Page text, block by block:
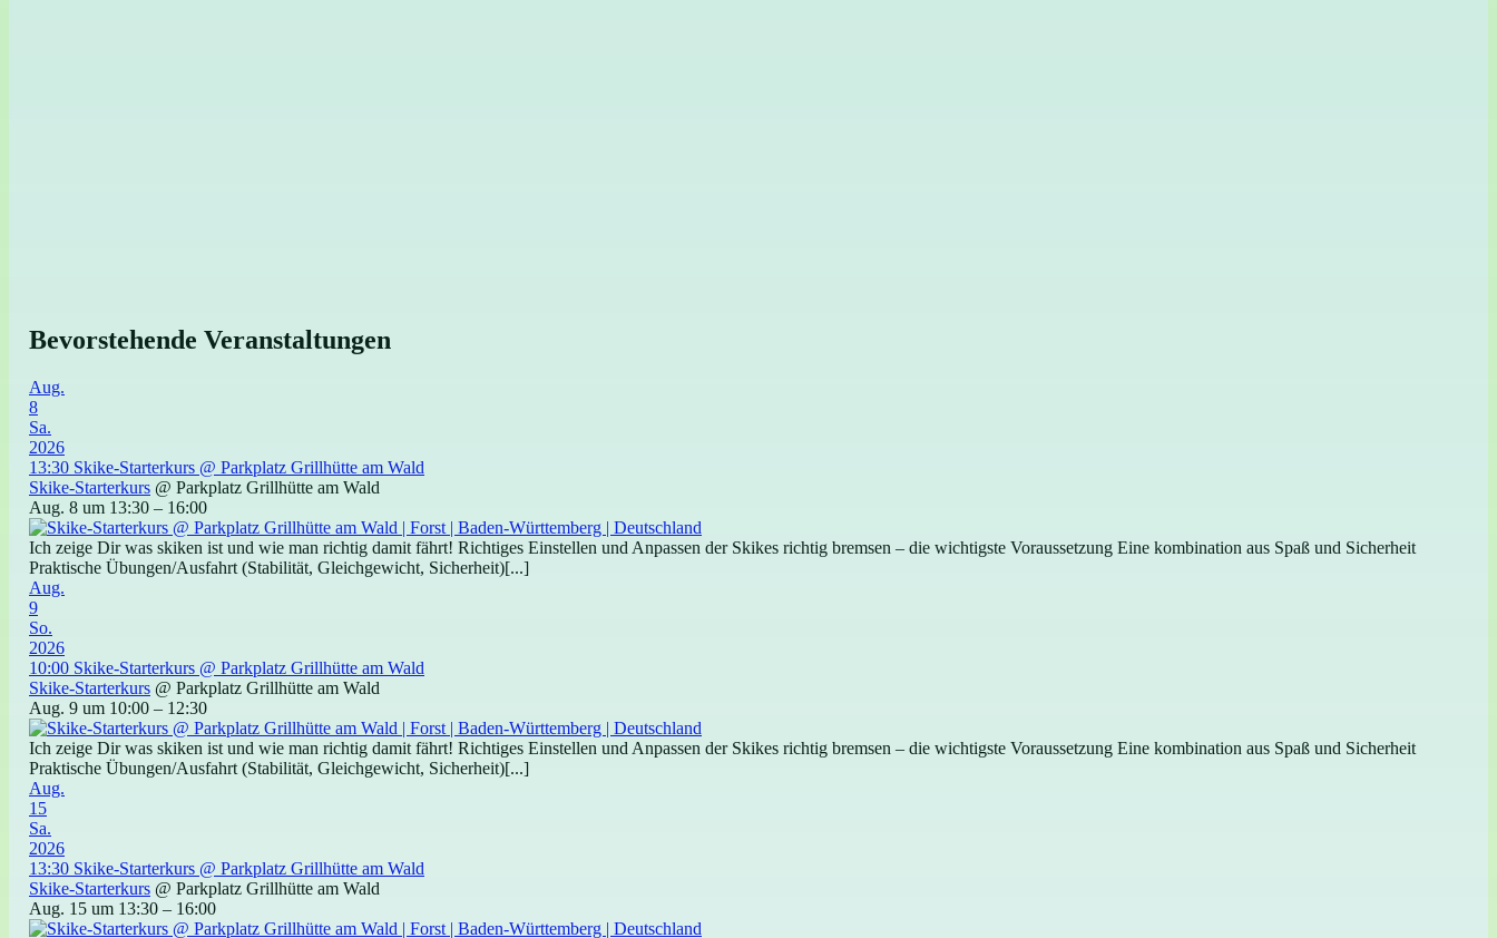
Bevorstehende Veranstaltungen
Aug.
8
Sa.
2026
13:30 Skike-Starterkurs @ Parkplatz Grillhütte am Wald
Skike-Starterkurs @ Parkplatz Grillhütte am Wald
Aug. 8 um 13:30 – 16:00
Ich zeige Dir was skiken ist und wie man richtig damit fährt! Richtiges Einstellen und Anpassen der Skikes richtig bremsen – die wichtigste Voraussetzung Eine kombination aus Spaß und Sicherheit
Praktische Übungen/Ausfahrt (Stabilität, Gleichgewicht, Sicherheit)[...]
Aug.
9
So.
2026
10:00 Skike-Starterkurs @ Parkplatz Grillhütte am Wald
Skike-Starterkurs @ Parkplatz Grillhütte am Wald
Aug. 9 um 10:00 – 12:30
Ich zeige Dir was skiken ist und wie man richtig damit fährt! Richtiges Einstellen und Anpassen der Skikes richtig bremsen – die wichtigste Voraussetzung Eine kombination aus Spaß und Sicherheit
Praktische Übungen/Ausfahrt (Stabilität, Gleichgewicht, Sicherheit)[...]
Aug.
15
Sa.
2026
13:30 Skike-Starterkurs @ Parkplatz Grillhütte am Wald
Skike-Starterkurs @ Parkplatz Grillhütte am Wald
Aug. 15 um 13:30 – 16:00